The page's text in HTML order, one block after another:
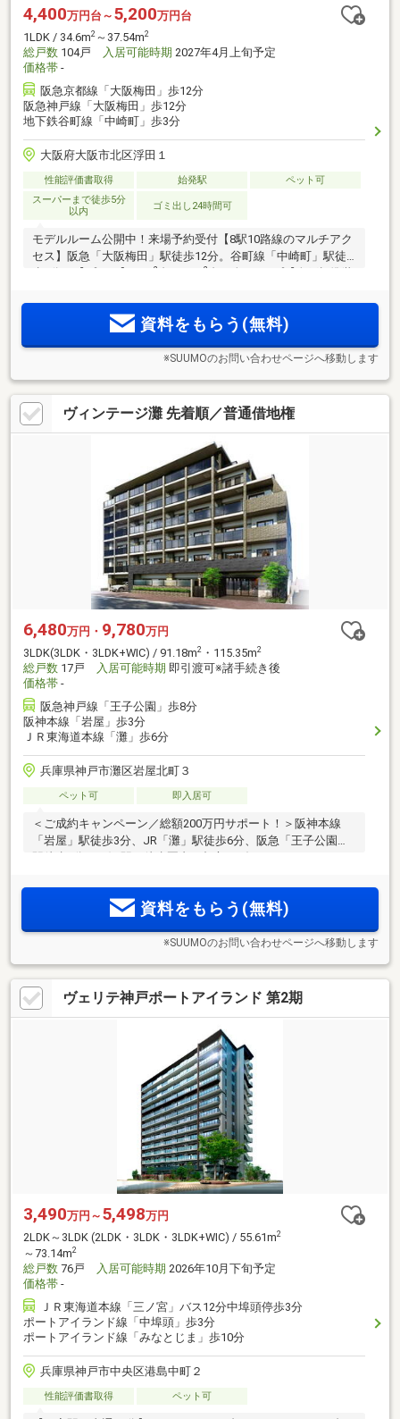
4,400万円台～ 5,200万円台
1LDK / 34.6m2 ～37.54m2
総戸数 104戸 入居可能時期 2027年4月上旬予定
価格帯 -
阪急京都線「大阪梅田」歩12分
阪急神戸線「大阪梅田」歩12分
地下鉄谷町線「中崎町」歩3分
大阪府大阪市北区浮田１
性能評価書取得 始発駅
ペット可
スーパーまで徒歩5分
以内
ゴミ出し24時間可
モデルルーム公開中！来場予約受付【8駅10路線のマルチアク
セス】阪急「大阪梅田」駅徒歩12分。谷町線「中崎町」駅徒
2 2
ス衣類乾燥機「乾太くん」。ホテルライクな内廊下設計も魅
資料をもらう(無料)
※SUUMOのお問い合わせページへ移動します
ヴィンテージ灘 先着順／普通借地権
6,480万円・ 9,780万円
3LDK(3LDK・3LDK+WIC) / 91.18m2 ・115.35m2
総戸数 17戸 入居可能時期 即引渡可※諸手続き後
価格帯 -
阪急神戸線「王子公園」歩8分
阪神本線「岩屋」歩3分
ＪＲ東海道本線「灘」歩6分
兵庫県神戸市灘区岩屋北町３
ペット可 即入居可
＜ご成約キャンペーン／総額200万円サポート！＞阪神本線
「岩屋」駅徒歩3分、JR「灘」駅徒歩6分、阪急「王子公園」
予約・資料請求受付中
資料をもらう(無料)
※SUUMOのお問い合わせページへ移動します
ヴェリテ神戸ポートアイランド 第2期
3,490万円～ 5,498万円
2LDK～3LDK (2LDK・3LDK・3LDK+WIC) / 55.61m2
～73.14m2
総戸数 76戸 入居可能時期 2026年10月下旬予定
価格帯 -
ＪＲ東海道本線「三ノ宮」バス12分中埠頭停歩3分
ポートアイランド線「中埠頭」歩3分
ポートアイランド線「みなとじま」歩10分
兵庫県神戸市中央区港島中町２
性能評価書取得 ペット可